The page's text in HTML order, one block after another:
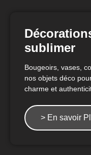
sublimer
Bougeoirs, vases,
nos objets déco
charme et
> En savoir